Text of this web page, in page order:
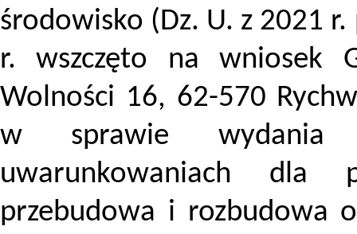
środowisko (Dz. U. z 2021
r. wszczęto na wniosek
Wolności 16, 62-570
w sprawie wydania
uwarunkowaniach dla
przebudowa i rozbudowa